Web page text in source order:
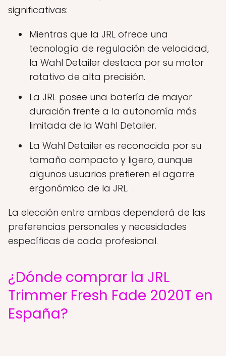
significativas:
Mientras que la JRL ofrece una
tecnología de regulación de velocidad,
la Wahl Detailer destaca por su motor
rotativo de alta precisión.
La JRL posee una batería de mayor
duración frente a la autonomía más
limitada de la Wahl Detailer.
La Wahl Detailer es reconocida por su
tamaño compacto y ligero, aunque
algunos usuarios prefieren el agarre
ergonómico de la JRL.
La elección entre ambas dependerá de las
preferencias personales y necesidades
específicas de cada profesional.
¿Dónde comprar la JRL
Trimmer Fresh Fade 2020T en
España?